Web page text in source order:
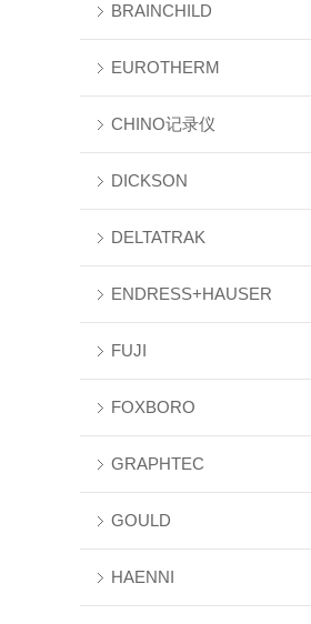
BRAINCHILD
EUROTHERM
CHINO记录仪
DICKSON
DELTATRAK
ENDRESS+HAUSER
FUJI
FOXBORO
GRAPHTEC
GOULD
HAENNI